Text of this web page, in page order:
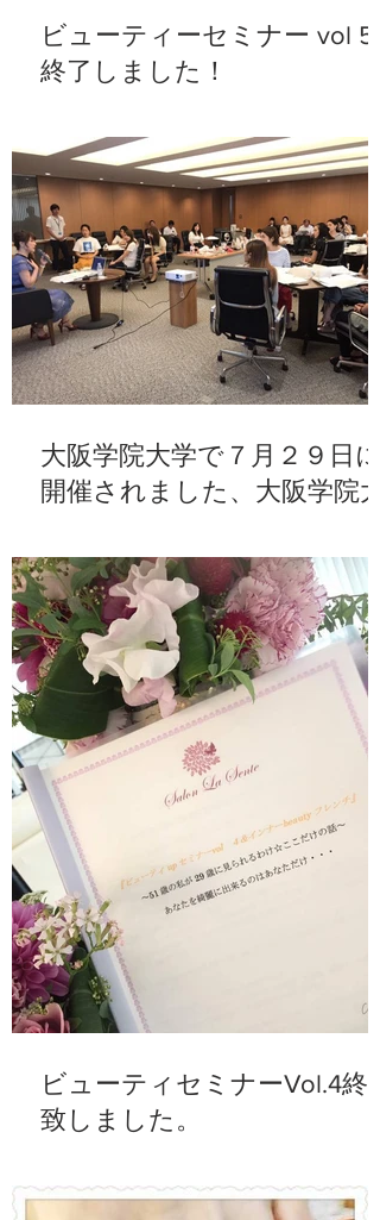
ビューティーセミナー vol 5
終了しました！
大阪学院大学で７月２９日に
開催されました、大阪学院大
講師として参加させて頂きま
した。
ビューティセミナーVol.4終了
致しました。